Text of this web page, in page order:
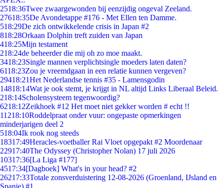
2518:36Twee zwaargewonden bij eenzijdig ongeval Zeeland.
27618:35De Avondetappe #176 - Met Ellen ten Damme.
518:29De zich ontwikkelende crisis in Japan #2
818:28Orkaan Dolphin treft zuiden van Japan
418:25Mijn testament
218:24de beheerder die mij oh zo moe maakt.
3418:23Single mannen verplichtsingle moeders laten daten?
6118:23Zou je vreemdgaan in een relatie kunnen vergeven?
29418:21Het Nederlandse tennis #35 - Lamensgodin
14818:14Wat je ook stemt, je krijgt in NL altijd Links Liberaal Beleid.
218:14Scholensysteem tegenwoordig?
6218:12Zeikhoek #12 Het moet niet gekker worden # echt !!
11218:10Roddelpraat onder vuur: ongepaste opmerkingen
minderjarigen deel 2
518:04Ik rook nog steeds
18317:49Heracles-voetballer Rai Vloet opgepakt #2 Moordenaar
22917:40The Odyssey (Christopher Nolan) 17 juli 2026
10317:36[La Liga #177]
4517:34[Dagboek] What's in your head? #2
26217:33Totale zonsverduistering 12-08-2026 (Groenland, IJsland en
Spanje) #1